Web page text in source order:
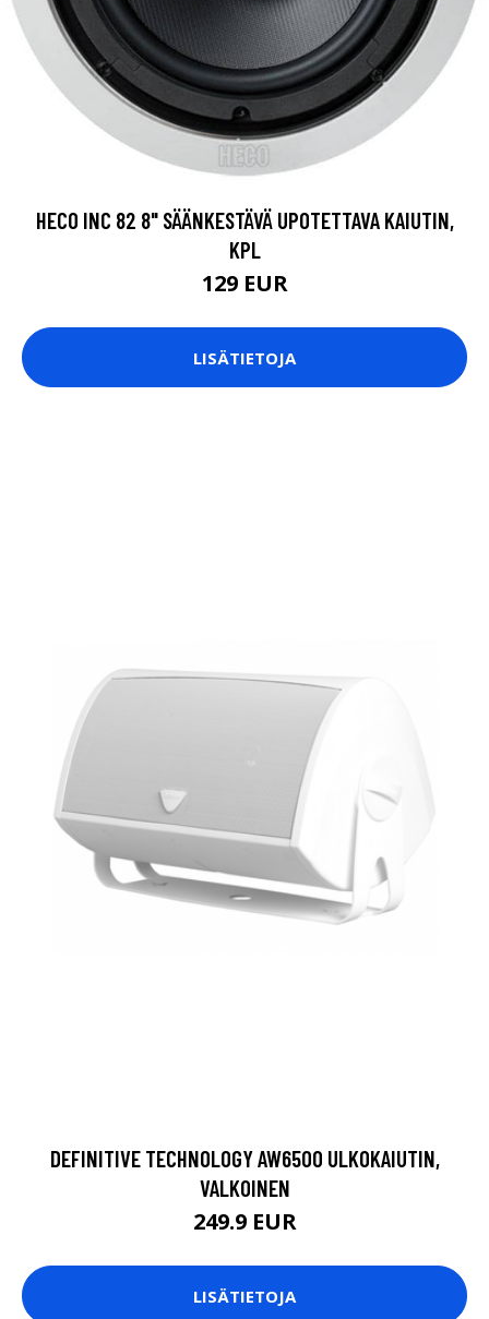
HECO INC 82 8" SÄÄNKESTÄVÄ UPOTETTAVA KAIUTIN,
KPL
129 EUR
LISÄTIETOJA
DEFINITIVE TECHNOLOGY AW6500 ULKOKAIUTIN,
VALKOINEN
249.9 EUR
LISÄTIETOJA